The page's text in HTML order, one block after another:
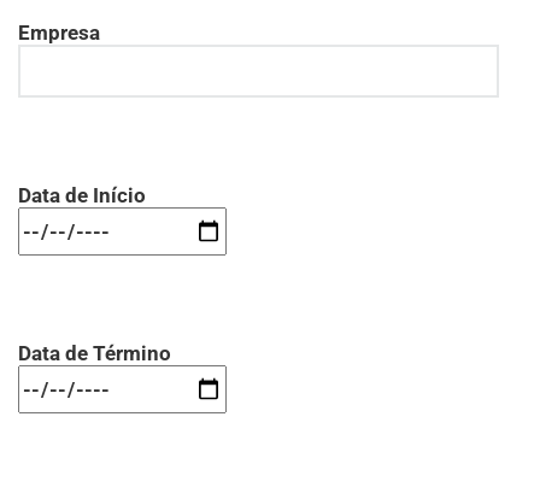
Empresa
Data de Início
Data de Término